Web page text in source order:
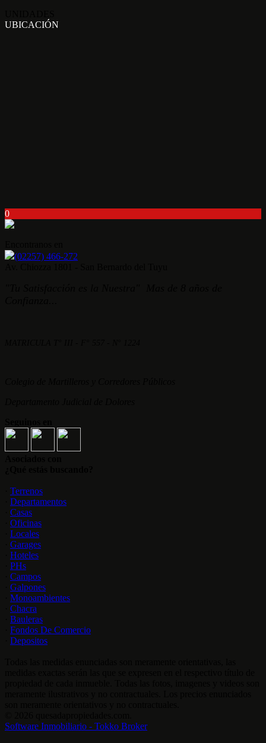
UBICACIÓN
0
(02257) 466-272
Terrenos
Departamentos
Casas
Oficinas
Locales
Garages
Hoteles
PHs
Campos
Galpones
Monoambientes
Chacra
Bauleras
Fondos De Comercio
Depositos
Software Inmobiliario - Tokko Broker